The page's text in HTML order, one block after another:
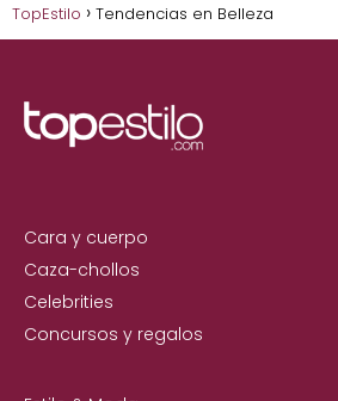
TopEstilo Tendencias en Belleza
Cara y cuerpo
Caza-chollos
Celebrities
Concursos y regalos